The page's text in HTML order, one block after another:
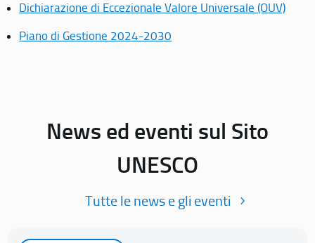
Dichiarazione di Eccezionale Valore Universale (OUV)
Piano di Gestione 2024-2030
News ed eventi sul Sito
UNESCO
Tutte le news e gli eventi